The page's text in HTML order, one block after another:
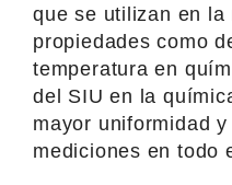
que se utilizan en la
propiedades como
temperatura en
del SIU en la
mayor uniformidad
mediciones en todo